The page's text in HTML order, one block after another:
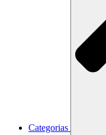
Categorias